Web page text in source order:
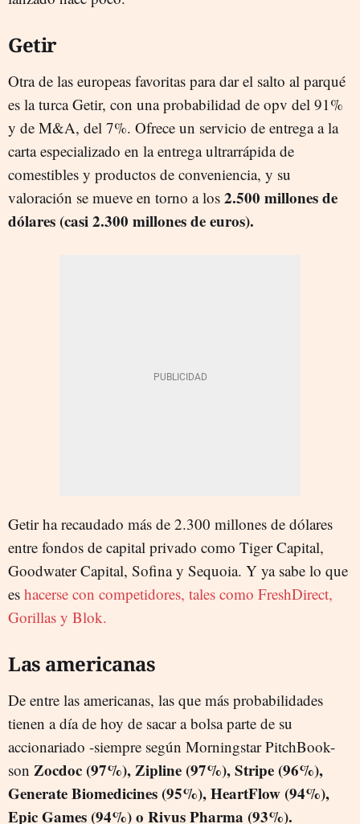
Getir
Otra de las europeas favoritas para dar el salto al parqué
es la turca Getir, con una probabilidad de opv del 91%
y de M&A, del 7%. Ofrece un servicio de entrega a la
carta especializado en la entrega ultrarrápida de
comestibles y productos de conveniencia, y su
valoración se mueve en torno a los 2.500 millones de
dólares (casi 2.300 millones de euros).
Getir ha recaudado más de 2.300 millones de dólares
entre fondos de capital privado como Tiger Capital,
Goodwater Capital, Sofina y Sequoia. Y ya sabe lo que
es hacerse con competidores, tales como FreshDirect,
Gorillas y Blok.
Las americanas
De entre las americanas, las que más probabilidades
tienen a día de hoy de sacar a bolsa parte de su
accionariado -siempre según Morningstar PitchBook-
son Zocdoc (97%), Zipline (97%), Stripe (96%),
Generate Biomedicines (95%), HeartFlow (94%),
Epic Games (94%) o Rivus Pharma (93%).